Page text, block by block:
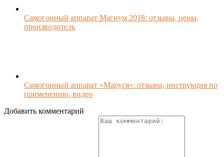
Самогонный аппарат Магнум 2018: отзывы, цены,
производитель
Самогонный аппарат «Маруся»: отзывы, инструкция по
применению, видео
Добавить комментарий